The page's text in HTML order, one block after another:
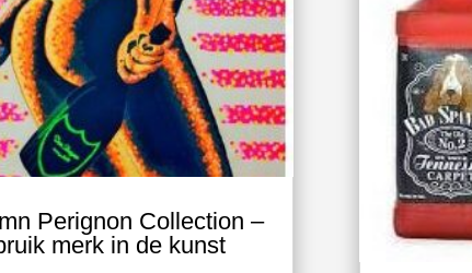
Perignon Collection –
merk in de kunst